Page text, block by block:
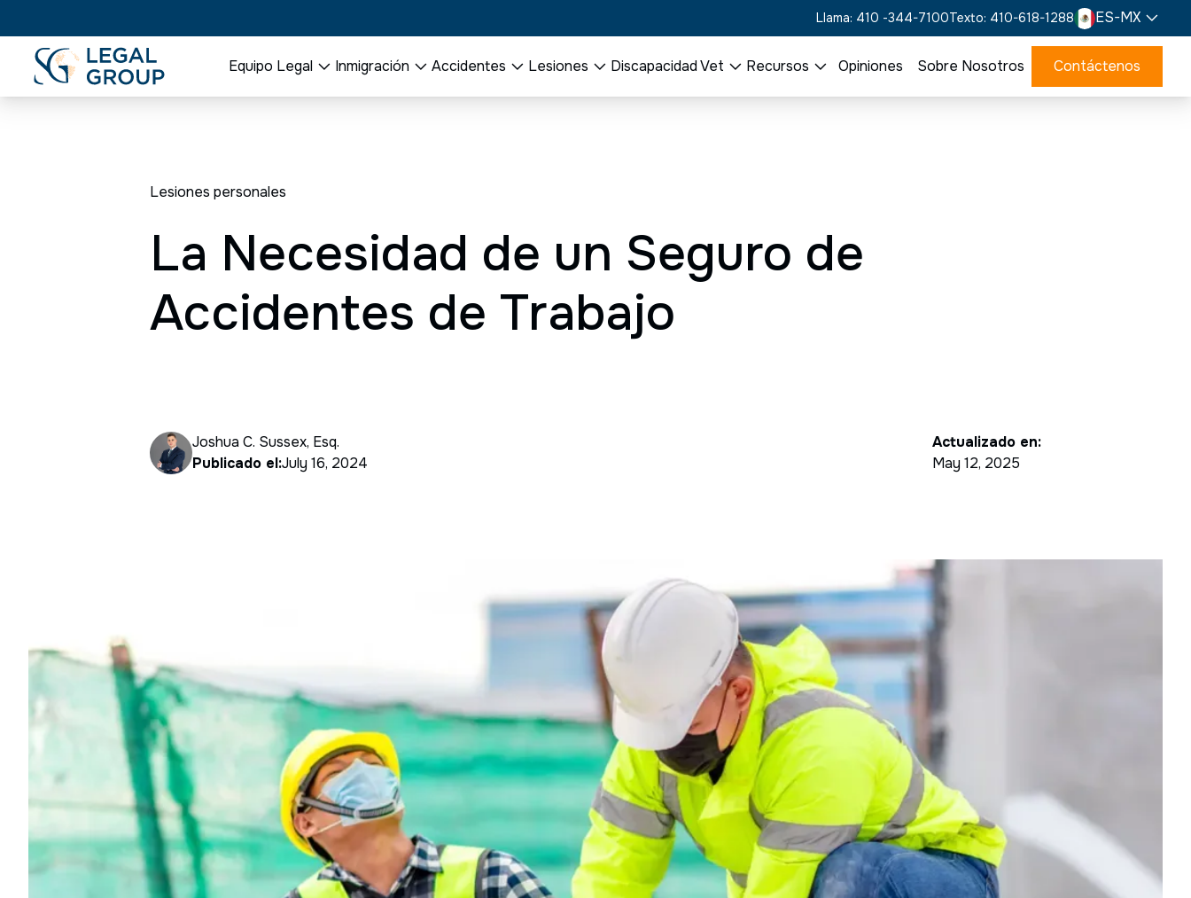
Llama: 410 -344-7100Texto: 410-618-1288 ES-MX
Equipo Legal Inmigración Accidentes Lesiones Discapacidad Vet Recursos Opiniones Sobre Nosotros Contáctenos
Lesiones personales
La Necesidad de un Seguro de
Accidentes de Trabajo
Joshua C. Sussex, Esq.
Publicado el:July 16, 2024
Actualizado en:
May 12, 2025